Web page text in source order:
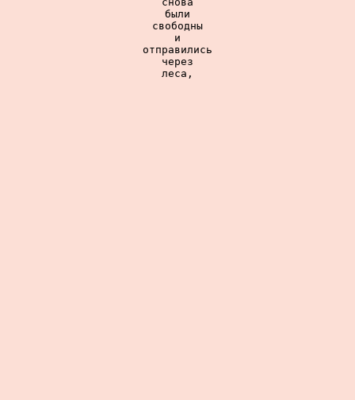
были
свободны
и
отправились
через
леса,